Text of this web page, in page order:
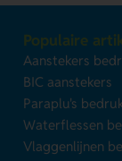
Populaire
Aanstekers
BIC aanstekers
Paraplu's
Waterflessen
Vlaggenlijnen